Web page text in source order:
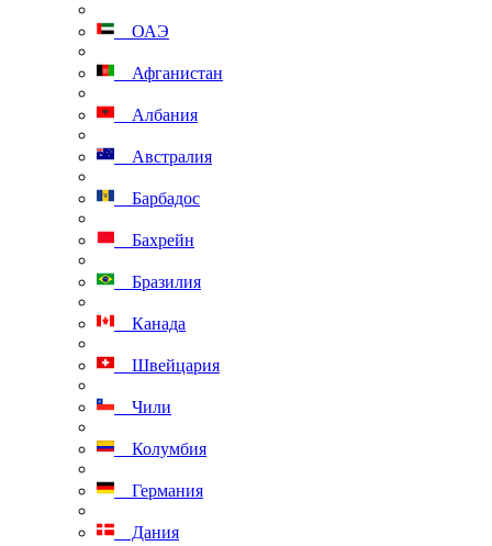
ОАЭ
Афганистан
Албания
Австралия
Барбадос
Бахрейн
Бразилия
Канада
Швейцария
Чили
Колумбия
Германия
Дания